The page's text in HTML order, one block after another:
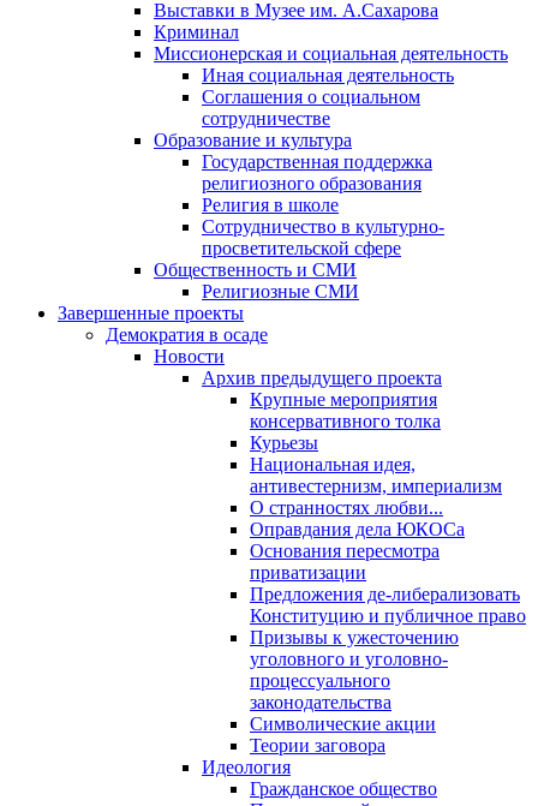
Выставки в Музее им. А.Сахарова
Криминал
Миссионерская и социальная деятельность
Иная социальная деятельность
Соглашения о социальном
сотрудничестве
Образование и культура
Государственная поддержка
религиозного образования
Религия в школе
Сотрудничество в культурно-
просветительской сфере
Общественность и СМИ
Религиозные СМИ
Завершенные проекты
Демократия в осаде
Новости
Архив предыдущего проекта
Крупные мероприятия
консервативного толка
Курьезы
Национальная идея,
антивестернизм, империализм
О странностях любви...
Оправдания дела ЮКОСа
Основания пересмотра
приватизации
Предложения де-либерализовать
Конституцию и публичное право
Призывы к ужесточению
уголовного и уголовно-
процессуального
законодательства
Символические акции
Теории заговора
Идеология
Гражданское общество